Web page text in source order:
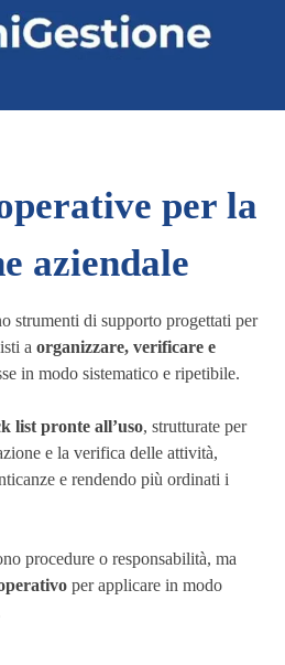
per la
aziendale
strumenti di supporto progettati per
a organizzare, verificare e
in modo sistematico e ripetibile.
list pronte all’uso, strutturate per
e la verifica delle attività,
e rendendo più ordinati i
procedure o responsabilità, ma
per applicare in modo